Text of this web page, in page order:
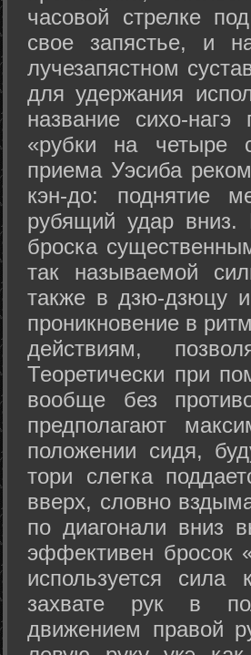
часовой стрелке
свое запястье, и
лучезапястном
для удержания
название сихо-нагэ
«рубки на четыре
приема Уэсиба
кэн-до: поднятие
рубящий удар вниз.
броска
так называемой
также в дзю-дзюцу
проникновение в
действиям,
Теоретически при
вообще без
предполагают
положении сидя,
тори слегка
вверх, словно
по диагонали вниз
эффективен бросок
используется
захвате рук в
движением правой